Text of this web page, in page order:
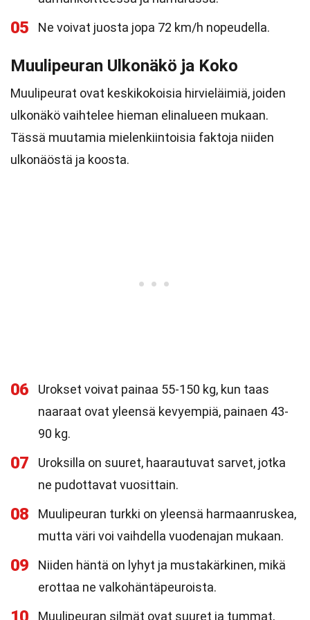
05 Ne voivat juosta jopa 72 km/h nopeudella.
Muulipeuran Ulkonäkö ja Koko
Muulipeurat ovat keskikokoisia hirvieläimiä, joiden
ulkonäkö vaihtelee hieman elinalueen mukaan.
Tässä muutamia mielenkiintoisia faktoja niiden
ulkonäöstä ja koosta.
06
Urokset voivat painaa 55-150 kg, kun taas
naaraat ovat yleensä kevyempiä, painaen 43-
90 kg.
07
Uroksilla on suuret, haarautuvat sarvet, jotka
ne pudottavat vuosittain.
08
Muulipeuran turkki on yleensä harmaanruskea,
mutta väri voi vaihdella vuodenajan mukaan.
09
Niiden häntä on lyhyt ja mustakärkinen, mikä
erottaa ne valkohäntäpeuroista.
Muulipeuran silmät ovat suuret ja tummat,